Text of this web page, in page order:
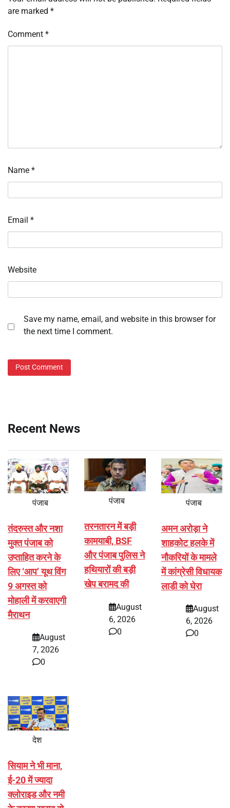
are marked *
Comment *
Name *
Email *
Website
Save my name, email, and website in this browser for
the next time I comment.
Recent News
पंजाब
तंदरुस्त और नशा
मुक्त पंजाब को
उप्ताहित करने के
लिए ‘आप’ यूथ विंग
9 अगस्त को
मोहाली में करवाएगी
मैराथन
August
7, 2026
0
पंजाब
तरनतारन में बड़ी
कामयाबी, BSF
और पंजाब पुलिस ने
हथियारों की बड़ी
खेप बरामद की
August
6, 2026
0
पंजाब
अमन अरोड़ा ने
शाहकोट हलके में
नौकरियों के मामले
में कांग्रेसी विधायक
लाडी को घेरा
August
6, 2026
0
देश
सियाम ने भी माना,
ई-20 में ज्यादा
क्लोराइड और नमी